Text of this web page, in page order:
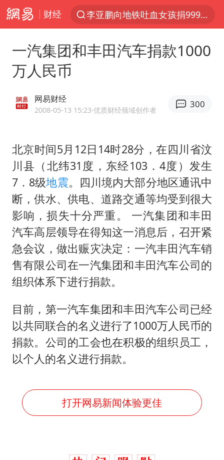
财经
李亚鹏向地铁吐血女孩捐99999元
周杰伦方辟谣“私生子”传闻
因凡蒂诺首次公开道歉
38岁山东财大教授刘海明逝世
《Monica》填词人黎彼得去世
人贩子“梅姨”真名谢家梅
“银行午休1.5小时”留个窗口行不行
A股创业板指低开1.78%
蜜雪冰城员工抽烟收银 门店现已停业
陕西柞水遭遇暴雨五千余户群众转移
汕头市政府被约谈
嘲讽周星驰无儿女没朋友 李修贤道歉
董路致歉：泰国10岁黑人父母是伪造的
一汽集团和丰田汽车捐款1000
万人民币
网易财经
2008-05-13 15:23·优质财经领域创作者
300
北京时间5月12日14时28分，在四川省汶
川县（北纬31度，东经103．4度）发生
7．8级地震。四川境内大部分地区通讯中
断，供水、供电、道路交通等均受到很大
影响，损失十分严重。 一汽集团和丰田
汽车高层领导在得知这一消息后，召开紧
急会议，做出赈灾决定：一汽丰田汽车销
售有限公司在一汽集团和丰田汽车公司的
组织体系下进行捐款。
目前，第一汽车集团和丰田汽车公司已经
以共同联合的名义进行了1000万人民币的
捐款。公司的工会也在积极的组织员工，
以个人的名义进行捐款。
打开网易新闻体验更佳